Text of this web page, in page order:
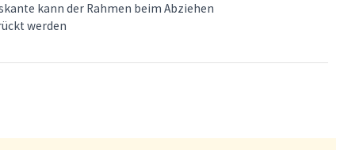
kann der Rahmen beim Abziehen
werden